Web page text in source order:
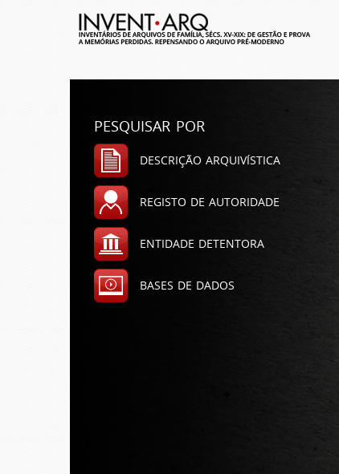
pesquisar por
descrição arquivística
registo de autoridade
entidade detentora
bases de dados